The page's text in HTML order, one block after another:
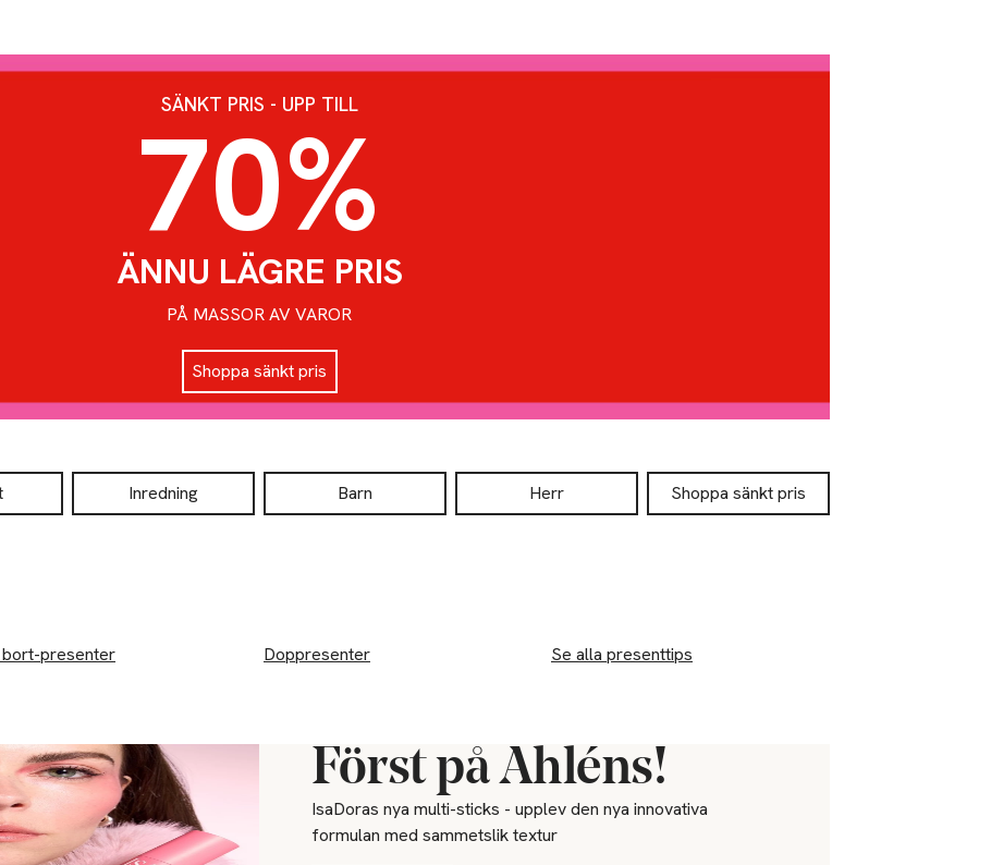
SÄNKT PRIS - UPP TILL
70%
ÄNNU LÄGRE PRIS
PÅ MASSOR AV VAROR
Shoppa sänkt pris
Inredning Barn Herr Shoppa sänkt pris
bort-presenter Doppresenter Se alla presenttips
Först på Åhléns!
IsaDoras nya multi-sticks - upplev den nya innovativa
formulan med sammetslik textur